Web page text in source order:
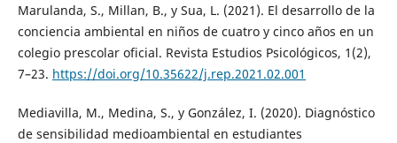
Marulanda, S., Millan, B., y Sua, L. (2021). El desarrollo de la
conciencia ambiental en niños de cuatro y cinco años en un
colegio prescolar oficial. Revista Estudios Psicológicos, 1(2),
7–23. https://doi.org/10.35622/j.rep.2021.02.001
Mediavilla, M., Medina, S., y González, I. (2020). Diagnóstico
de sensibilidad medioambiental en estudiantes